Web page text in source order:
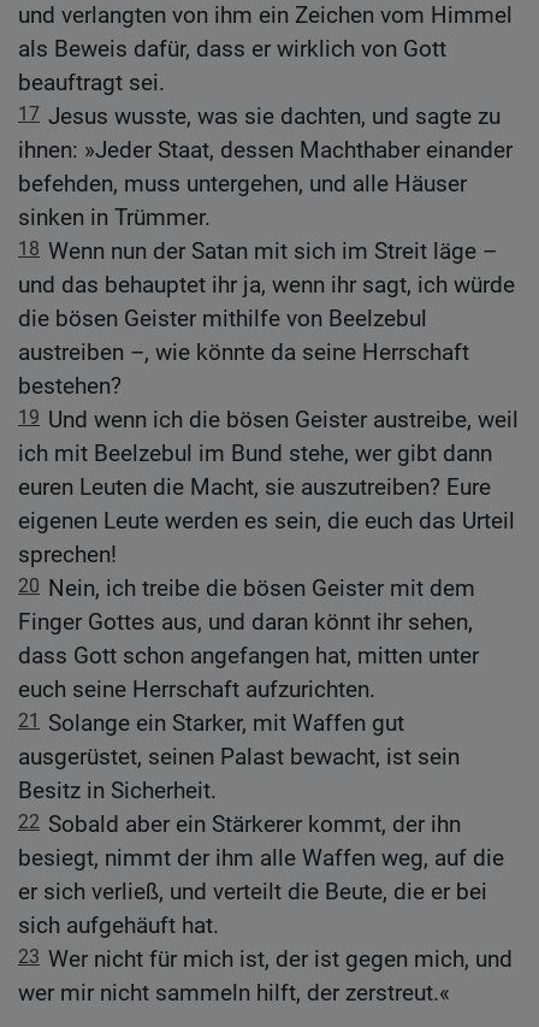
und verlangten von ihm ein Zeichen vom Himmel
als Beweis dafür, dass er wirklich von Gott
beauftragt sei.
17 Jesus wusste, was sie dachten, und sagte zu
ihnen: »Jeder Staat, dessen Machthaber einander
befehden, muss untergehen, und alle Häuser
sinken in Trümmer.
18 Wenn nun der Satan mit sich im Streit läge –
und das behauptet ihr ja, wenn ihr sagt, ich würde
die bösen Geister mithilfe von Beelzebul
austreiben –, wie könnte da seine Herrschaft
bestehen?
19 Und wenn ich die bösen Geister austreibe, weil
ich mit Beelzebul im Bund stehe, wer gibt dann
euren Leuten die Macht, sie auszutreiben? Eure
eigenen Leute werden es sein, die euch das Urteil
sprechen!
20 Nein, ich treibe die bösen Geister mit dem
Finger Gottes aus, und daran könnt ihr sehen,
dass Gott schon angefangen hat, mitten unter
euch seine Herrschaft aufzurichten.
21
Solange ein Starker, mit Waffen gut
ausgerüstet, seinen Palast bewacht, ist sein
Besitz in Sicherheit.
22 Sobald aber ein Stärkerer kommt, der ihn
besiegt, nimmt der ihm alle Waffen weg, auf die
er sich verließ, und verteilt die Beute, die er bei
sich aufgehäuft hat.
23 Wer nicht für mich ist, der ist gegen mich, und
wer mir nicht sammeln hilft, der zerstreut.«